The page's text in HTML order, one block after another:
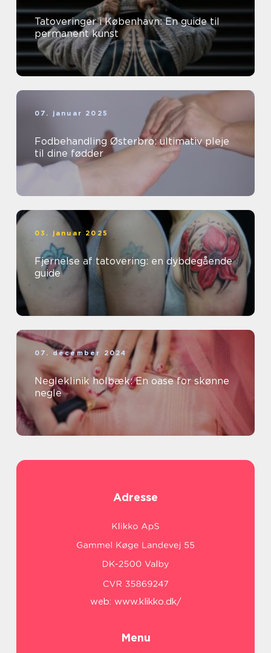
Tatoveringer i København: En guide til
permanent kunst
07. januar 2025
Fodbehandling Østerbro: ultimativ pleje
til dine fødder
03. januar 2025
Fjernelse af tatovering: en dybdegående
guide
07. december 2024
Negleklinik holbæk: En oase for skønne
negle
Adresse
web: www.klikko.dk/
Menu